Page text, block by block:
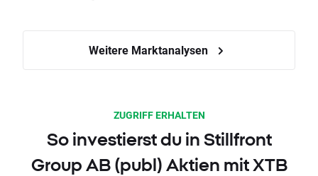
Weitere Marktanalysen
ZUGRIFF ERHALTEN
So investierst du in Stillfront
Group AB (publ) Aktien mit XTB